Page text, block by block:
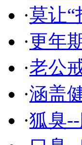
·莫让“
·更年
·老公
·涵盖
·狐臭